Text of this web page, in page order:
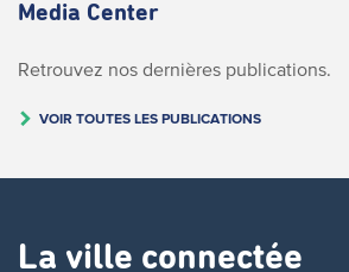
Media Center
Retrouvez nos dernières publications.
VOIR TOUTES LES PUBLICATIONS
La ville connectée